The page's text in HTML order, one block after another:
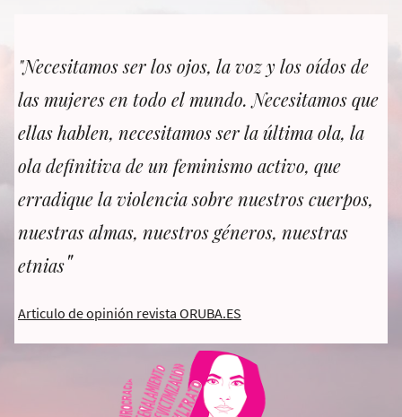
"Necesitamos ser los ojos, la voz y los oídos de
las mujeres en todo el mundo. Necesitamos que
ellas hablen, necesitamos ser la última ola, la
ola definitiva de un feminismo activo, que
erradique la violencia sobre nuestros cuerpos,
nuestras almas, nuestros géneros, nuestras
etnias"
Articulo de opinión revista ORUBA.ES